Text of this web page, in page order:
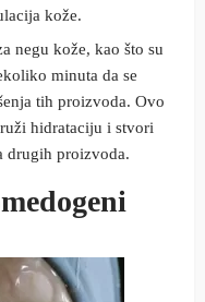
kože.
negu kože, kao što su
minuta da se
tih proizvoda. Ovo
hidrataciju i stvori
drugih proizvoda.